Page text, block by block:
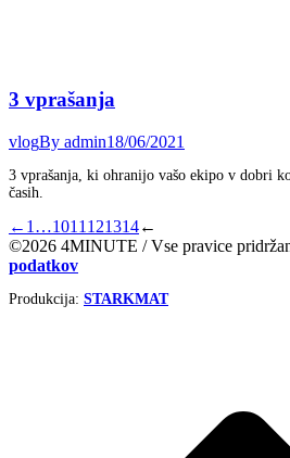
3 vprašanja
vlogBy admin18/06/2021
3 vprašanja, ki ohranijo vašo ekipo v dobri
časih.
← 1 …1011 121314←
©2026 4MINUTE / Vse pravice
podatkov
Produkcija: STARKMAT